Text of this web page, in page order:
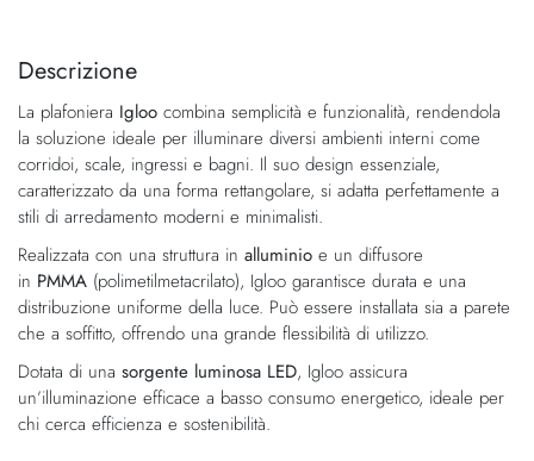
fine
galleria
di
immagini
della
di
immagini
Descrizione
La plafoniera Igloo combina semplicità e funzionalità, rendendola
la soluzione ideale per illuminare diversi ambienti interni come
corridoi, scale, ingressi e bagni. Il suo design essenziale,
caratterizzato da una forma rettangolare, si adatta perfettamente a
stili di arredamento moderni e minimalisti.
Realizzata con una struttura in alluminio e un diffusore
in PMMA (polimetilmetacrilato), Igloo garantisce durata e una
distribuzione uniforme della luce. Può essere installata sia a parete
che a soffitto, offrendo una grande flessibilità di utilizzo.
Dotata di una sorgente luminosa LED, Igloo assicura
un’illuminazione efficace a basso consumo energetico, ideale per
chi cerca efficienza e sostenibilità.